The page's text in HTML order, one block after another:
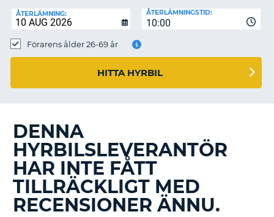
ÅTERLÄMNING:
10:00
ÅTERLÄMNINGSTID:
Förarens ålder 26-69 år
HITTA HYRBIL
DENNA
HYRBILSLEVERANTÖR
HAR INTE FÅTT
TILLRÄCKLIGT MED
RECENSIONER ÄNNU.